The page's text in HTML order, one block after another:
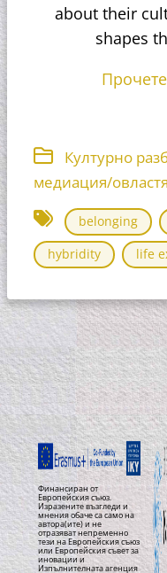
about their
shapes
Културно
медиация/
belonging
hybridity
life
Финансиран от
Европейския съюз.
Изразените възгледи и
мнения обаче са само на
автора(ите) и не
отразяват непременно
тези на Европейския съюз
или Европейския съвет за
иновации и
Изпълнителната агенция